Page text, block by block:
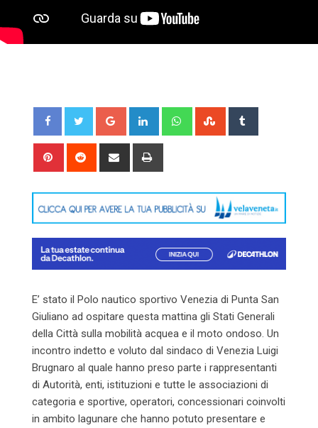
Google+ LinkedIn WhatsappStumbleUpon
Pinterest Reddit
Share
E’ stato il Polo nautico sportivo Venezia di Punta San
Giuliano ad ospitare questa mattina gli Stati Generali
della Città sulla mobilità acquea e il moto ondoso. Un
incontro indetto e voluto dal sindaco di Venezia Luigi
Brugnaro al quale hanno preso parte i rappresentanti
di Autorità, enti, istituzioni e tutte le associazioni di
categoria e sportive, operatori, concessionari coinvolti
in ambito lagunare che hanno potuto presentare e